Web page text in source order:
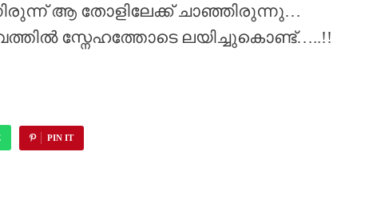
ആ തോളിലേക്ക് ചാഞ്ഞിരുന്നു…
സ്നേഹത്തോടെ ലയിച്ചുകൊണ്ട്…..!!
PIN IT